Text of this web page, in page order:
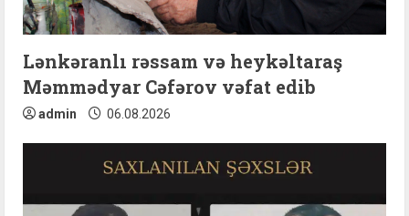
i
n
g
Lənkəranlı rəssam və heykəltaraş
Məmmədyar Cəfərov vəfat edib
admin 06.08.2026